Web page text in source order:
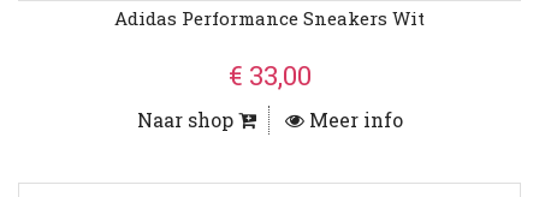
Adidas Performance Sneakers Wit
€ 33,00
Naar shop Meer info